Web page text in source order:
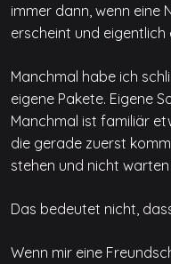
immer dann, wenn eine
erscheint und
Manchmal habe ich
eigene Pakete. Eigene
Manchmal ist familiär
die gerade zuerst
stehen und nicht warten
Das bedeutet nicht,
Wenn mir eine